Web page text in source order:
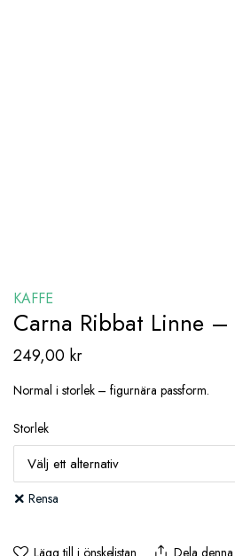
KAFFE
Carna Ribbat Linne –
249,00 kr
Normal i storlek – figurnära passform.
Storlek
Rensa
Lägg till i önskelistan Dela